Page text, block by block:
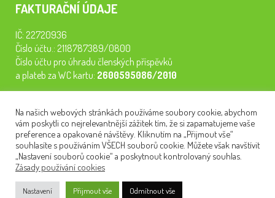
FAKTURAČNÍ ÚDAJE
IČ: 22720936
Číslo účtu.: 2118787389/0800
Číslo účtu pro úhradu členských příspěvků
a plateb za WC kartu: 2600595086/2010
semináře, konferenci, plavbu na lodi a WC kartu. Z peněz
tiskneme odborné publikace pro pacienty.
NEWSLETTER
Na našich webových stránkách používáme soubory cookie, abychom
vám poskytli co nejrelevantnější zážitek tím, že si zapamatujeme vaše
preference a opakované návštěvy. Kliknutím na „Přijmout vše“
souhlasíte s používáním VŠECH souborů cookie. Můžete však navštívit
„Nastavení souborů cookie“ a poskytnout kontrolovaný souhlas.
Zásady používání cookies
Nastavení Přijmout vše Odmítnout vše